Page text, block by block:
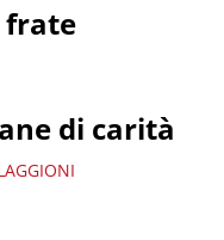
frate
di carità